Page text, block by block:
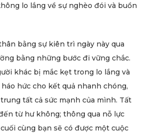
lo lắng về sự nghèo đói và buồn
bằng sự kiên trì ngày này qua
bằng những bước đi vững chắc.
khác bị mắc kẹt trong lo lắng và
hức cho kết quả nhanh chóng,
tất cả sức mạnh của mình. Tất
từ hư không; thông qua nỗ lực
cùng bạn sẽ có được một cuộc